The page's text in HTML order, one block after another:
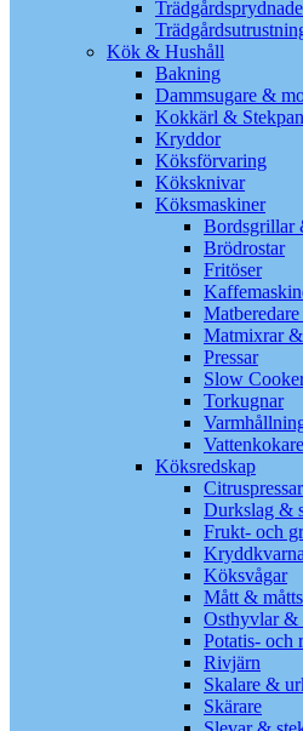
Kök & Hushåll
Bakning
Dammsugare &
Kokkärl &
Kryddor
Köksförvaring
Köksknivar
Köksmaskiner
Bordsgrillar
Brödrostar
Fritöser
Matmixrar
Pressar
Slow
Torkugnar
Vattenkokare
Köksredskap
Citruspressar
Durkslag &
Frukt- och
Köksvågar
Mått &
Osthyvlar &
Potatis- och
Rivjärn
Skalare &
Skärare